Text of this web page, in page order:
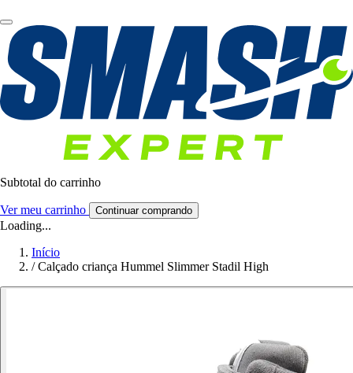
Subtotal do carrinho
Ver meu carrinho Continuar comprando
Loading...
Início
/ Calçado criança Hummel Slimmer Stadil High